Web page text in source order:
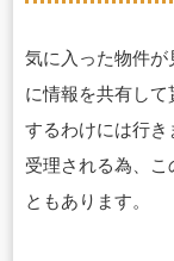
気に入った物件
に情報を共有し
するわけには行き
受理される為、こ
ともあります。